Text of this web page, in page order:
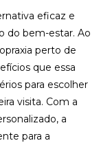
eficaz e
do bem-estar. Ao
perto de
que essa
para escolher
visita. Com a
a
para a